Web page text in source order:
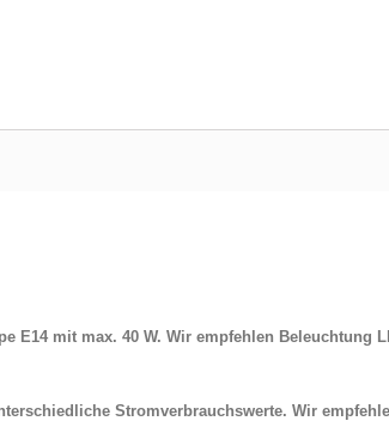
E14 mit max. 40 W. Wir empfehlen Beleuchtung
Stromverbrauchswerte. Wir